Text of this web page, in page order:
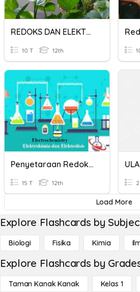
REDOKS DAN ELEKTROKIMIA
10 T 12th
Penyetaraan Redoks Dan Elektrokimia
15 T 12th
Load More
Explore Flashcards by
Biologi Fisika Kimia
Explore Flashcards by
Taman Kanak Kanak Kelas 1